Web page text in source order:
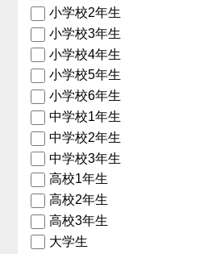
小学校2年生
小学校3年生
小学校4年生
小学校5年生
小学校6年生
中学校1年生
中学校2年生
中学校3年生
高校1年生
高校2年生
高校3年生
大学生